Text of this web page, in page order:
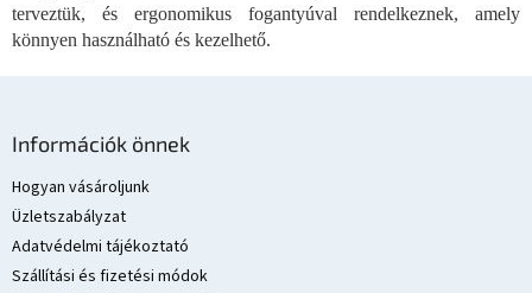
terveztük, és ergonomikus fogantyúval rendelkeznek, amely
könnyen használható és kezelhető.
Információk önnek
Hogyan vásároljunk
Üzletszabályzat
Adatvédelmi tájékoztató
Szállítási és fizetési módok